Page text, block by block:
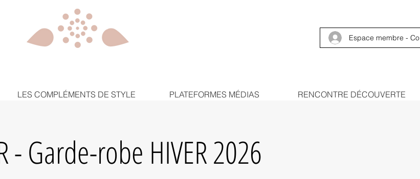
Espace membre -
LES COMPLÉMENTS DE STYLE PLATEFORMES MÉDIAS RENCONTRE DÉCOUVERTE
- Garde-robe HIVER 2026